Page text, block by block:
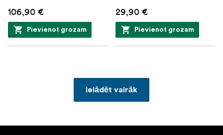
106,90 €
Pievienot grozam
29,90 €
Pievienot grozam
Ielādēt vairāk